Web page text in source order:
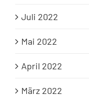
Juli 2022
Mai 2022
April 2022
März 2022